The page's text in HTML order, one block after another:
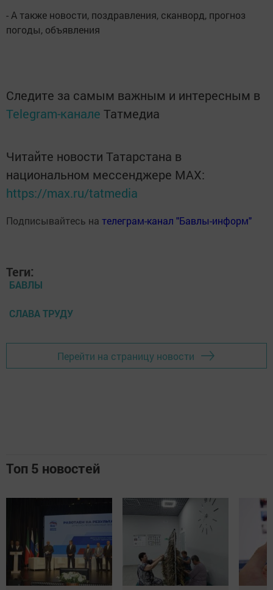
- А также новости, поздравления, сканворд, прогноз
погоды, объявления
Следите за самым важным и интересным в
Telegram-канале Татмедиа
Читайте новости Татарстана в
национальном мессенджере MАХ:
https://max.ru/tatmedia
Подписывайтесь на телеграм-канал "Бавлы-информ"
Теги:
БАВЛЫ
СЛАВА ТРУДУ
Перейти на страницу новости
Топ 5 новостей